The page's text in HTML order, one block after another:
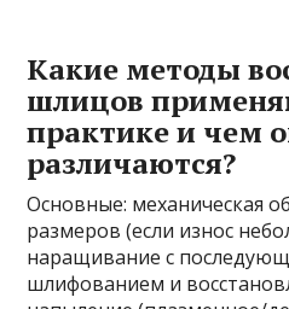
Какие методы
шлицов
практике и чем
различаются?
Основные: механическая
размеров (если износ
наращивание с
шлифованием и